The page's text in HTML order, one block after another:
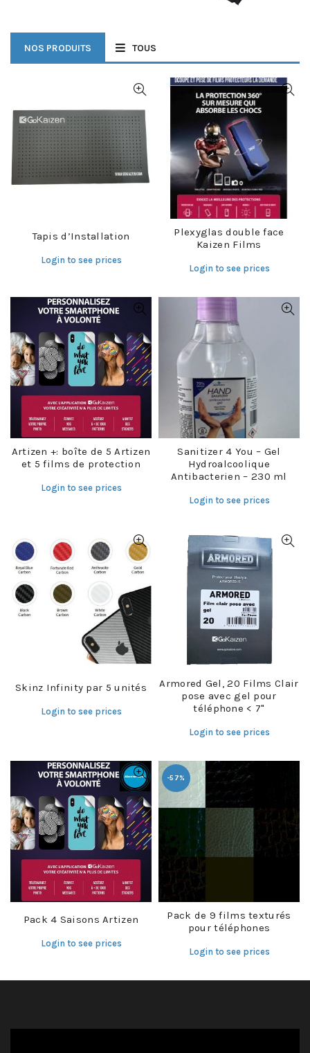
NOS PRODUITS TOUS
Tapis d’Installation
Login to see prices
Plexyglas double face
Kaizen Films
Login to see prices
Artizen +: boîte de 5 Artizen
et 5 films de protection
Login to see prices
Sanitizer 4 You – Gel
Hydroalcoolique
Antibacterien – 230 ml
Login to see prices
Skinz Infinity par 5 unités
Login to see prices
Armored Gel, 20 Films Clair
pose avec gel pour
téléphone < 7"
Login to see prices
Pack 4 Saisons Artizen
Login to see prices
-57%
Pack de 9 films texturés
pour téléphones
Login to see prices